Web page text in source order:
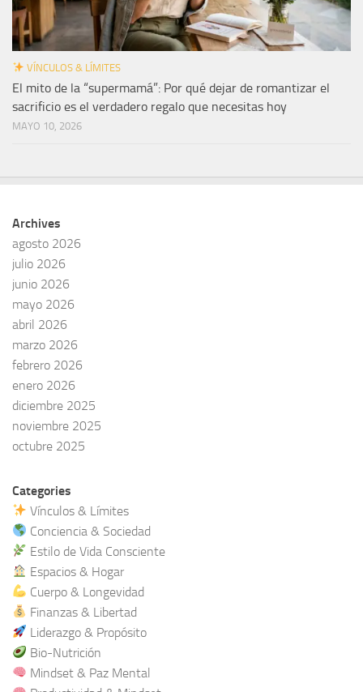
VÍNCULOS & LÍMITES
El mito de la “supermamá”: Por qué dejar de romantizar el
sacrificio es el verdadero regalo que necesitas hoy
MAYO 10, 2026
Archives
agosto 2026
julio 2026
junio 2026
mayo 2026
abril 2026
marzo 2026
febrero 2026
enero 2026
diciembre 2025
noviembre 2025
octubre 2025
Categories
Vínculos & Límites
Conciencia & Sociedad
Estilo de Vida Consciente
Espacios & Hogar
Cuerpo & Longevidad
Finanzas & Libertad
Liderazgo & Propósito
Bio-Nutrición
Mindset & Paz Mental